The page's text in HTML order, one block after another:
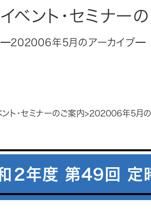
イベント・セミナー
202006年5月のアーカイブ
ント・セミナーのご案内 202006年5月の
２年度 第49回 定